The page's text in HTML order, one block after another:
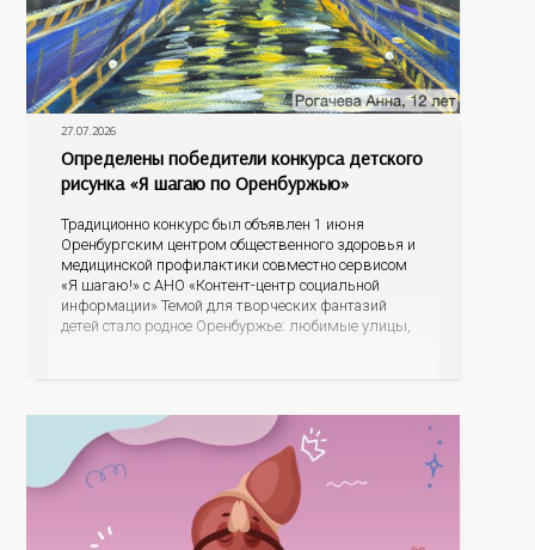
27.07.2026
Определены победители конкурса детского
рисунка «Я шагаю по Оренбуржью»
Традиционно конкурс был объявлен 1 июня
Оренбургским центром общественного здоровья и
медицинской профилактики совместно сервисом
«Я шагаю!» с АНО «Контент-центр социальной
информации» Темой для творческих фантазий
детей стало родное Оренбуржье: любимые улицы,